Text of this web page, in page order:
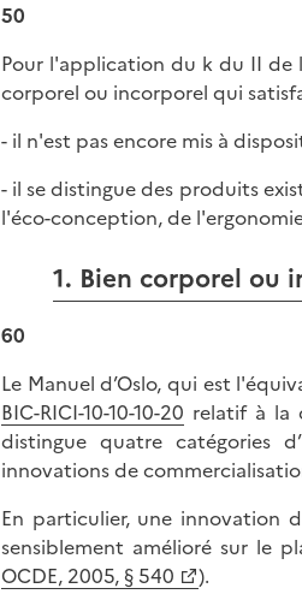
50
Pour l'application du k du II de
corporel ou incorporel qui
- il n'est pas encore mis à
- il se distingue des produits
l'éco-conception, de
1. Bien corporel ou
60
Le Manuel d’Oslo, qui est
BIC-RICI-10-10-10-20 relatif à la
distingue quatre catégories
innovations de
En particulier, une innovation
sensiblement amélioré sur le
OCDE, 2005, § 540
).